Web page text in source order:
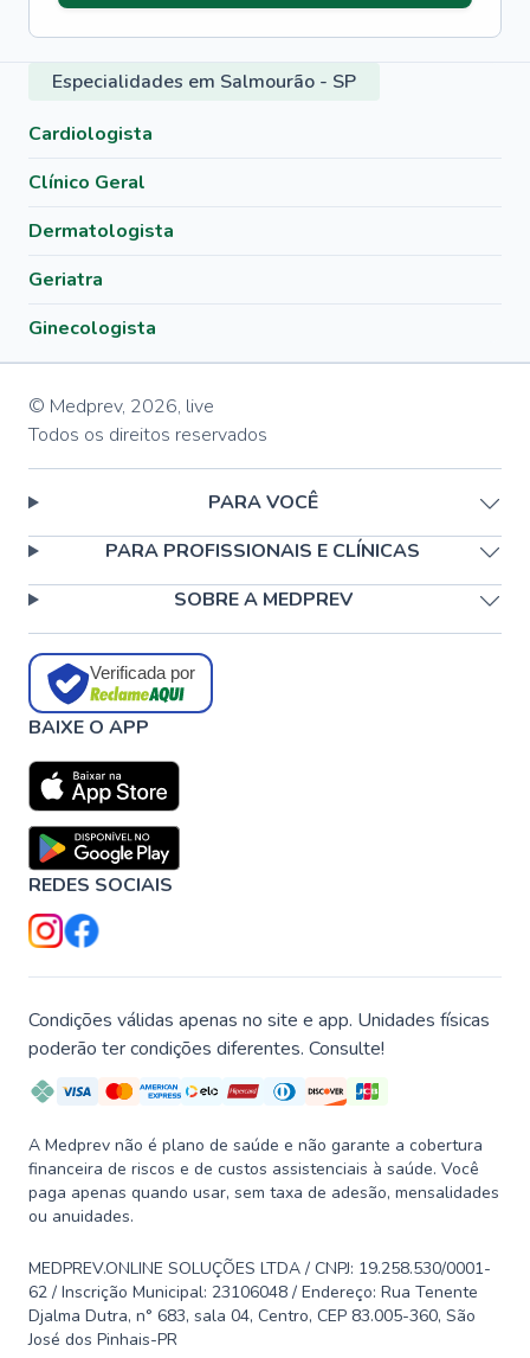
Especialidades em Salmourão - SP
Cardiologista
Clínico Geral
Dermatologista
Geriatra
Ginecologista
© Medprev, 2026, live
Todos os direitos reservados
PARA VOCÊ
PARA PROFISSIONAIS E CLÍNICAS
SOBRE A MEDPREV
Verificada por
BAIXE O APP
REDES SOCIAIS
Condições válidas apenas no site e app. Unidades físicas
poderão ter condições diferentes. Consulte!
A Medprev não é plano de saúde e não garante a cobertura
financeira de riscos e de custos assistenciais à saúde. Você
paga apenas quando usar, sem taxa de adesão, mensalidades
ou anuidades.
MEDPREV.ONLINE SOLUÇÕES LTDA / CNPJ: 19.258.530/0001-
62 / Inscrição Municipal: 23106048 / Endereço: Rua Tenente
Djalma Dutra, n° 683, sala 04, Centro, CEP 83.005-360, São
José dos Pinhais-PR